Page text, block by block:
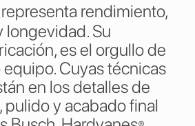
representa rendimiento,
Su
es el orgullo de
Cuyas técnicas
en los detalles de
pulido y acabado final